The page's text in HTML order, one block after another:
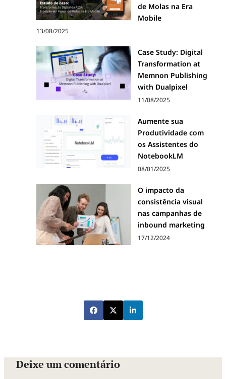
de Molas na Era
Mobile
13/08/2025
Case Study: Digital
Transformation at
Memnon Publishing
with Dualpixel
11/08/2025
Aumente sua
Produtividade com
os Assistentes do
NotebookLM
08/01/2025
O impacto da
consistência visual
nas campanhas de
inbound marketing
17/12/2024
Deixe um comentário